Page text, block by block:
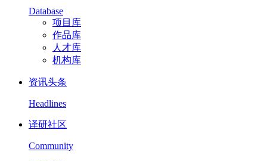
Database
项目库
作品库
人才库
机构库
资讯头条
Headlines
译研社区
Community